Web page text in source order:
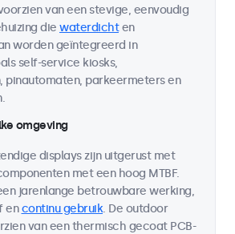
van een stevige, eenvoudig
die waterdichten
worden geïntegreerd in
self-service kiosks,
pinautomaten, parkeermeters en
omgeving
displays zijn uitgerust met
met een hoog MTBF.
jarenlange betrouwbare werking,
encontinu gebruik. De outdoor
van een thermisch gecoat PCB-